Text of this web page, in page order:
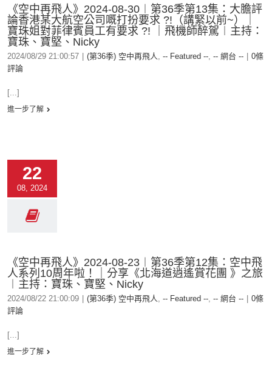
《空中再飛人》2024-08-30︱第36季第13集：大膽評
論香港某大航空公司嘅打扮要求 ?!（講緊以前~）｜
寶珠姐對菲律賓員工有要求 ?! ｜飛機師醉駕︱主持：
寶珠、寶堅、Nicky
2024/08/29 21:00:57 (第36季) 空中再飛人, -- Featured --, -- 網台 --
0條
評論
[...]
進一步了解
22
08, 2024
《空中再飛人》2024-08-23︱第36季第12集：空中飛
人系列10周年啦！｜分享《北海道逍遙賞花團 》之旅
︱主持：寶珠、寶堅、Nicky
2024/08/22 21:00:09 (第36季) 空中再飛人, -- Featured --, -- 網台 --
0條
評論
[...]
進一步了解